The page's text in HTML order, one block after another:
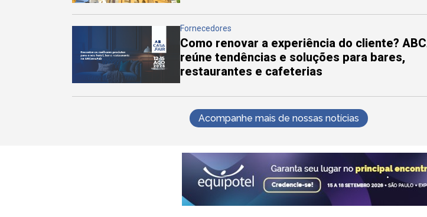
Fornecedores
Como renovar a experiência do cliente?
reúne tendências e soluções para bares,
restaurantes e cafeterias
Acompanhe mais de nossas notícias